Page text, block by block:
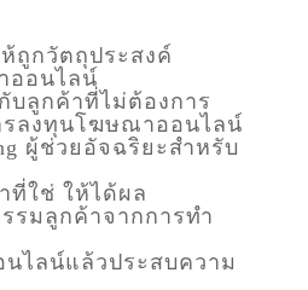
ถูกวัตถุประสงค์
ออนไลน์
บลูกค้าที่ไม่ต้องการ
รลงทุนโฆษณาออนไลน์
ผู้ช่วยอัจฉริยะสำหรับ
ที่ใช่ ให้ได้ผล
รมลูกค้าจากการทำ
นไลน์แล้วประสบความ